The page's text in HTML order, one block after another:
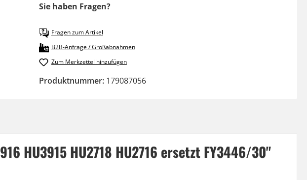
Sie haben Fragen?
Fragen zum Artikel
B2B-Anfrage / Großabnahmen
Zum Merkzettel hinzufügen
Produktnummer: 179087056
HU3915 HU2718 HU2716 ersetzt FY3446/30"